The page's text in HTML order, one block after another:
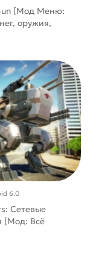
[Мод Меню:
оружия,
170+ читов]
Сетевые
[Мод: Всё
6.0